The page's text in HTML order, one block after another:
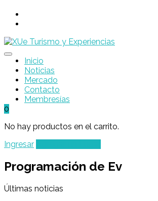
Inicio
Noticias
Mercado
Contacto
Membresías
0
No hay productos en el carrito.
Ingresar
Programación de Ev
Últimas noticias